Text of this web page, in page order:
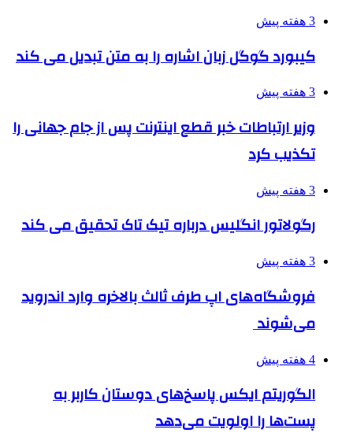
3 هفته پیش
کیبورد گوگل زبان اشاره را به متن تبدیل می کند
3 هفته پیش
وزیر ارتباطات خبر قطع اینترنت پس از جام جهانی را
تکذیب کرد
3 هفته پیش
رگولاتور انگلیس درباره تیک تاک تحقیق می کند
3 هفته پیش
فروشگاه‌های اپ طرف ثالث بالاخره وارد اندروید
می‌شوند
4 هفته پیش
الگوریتم ایکس پاسخ‌های دوستان کاربر به
پست‌ها را اولویت می‌دهد